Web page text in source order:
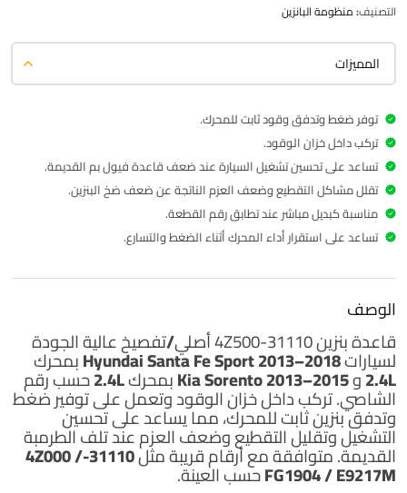
التصنيف:منظومة البانزين
المميزات
توفر ضغط وتدفق وقود ثابت للمحرك.
تركب داخل خزان الوقود.
تساعد على تحسين تشغيل السيارة عند ضعف قاعدة فيول بم القديمة.
تقلل مشاكل التقطيع وضعف العزم الناتجة عن ضعف ضخ البنزين.
مناسبة كبديل مباشر عند تطابق رقم القطعة.
تساعد على استقرار أداء المحرك أثناء الضغط والتسارع.
الوصف
قاعدة بنزين أصلي/تفصيخعالية الجودة
لسيارات Hyundai Santa Fe Sport 2013–2018 بمحرك
2.4LوKia Sorento 2013–2015 بمحرك 2.4L حسب رقم
الشاصي. تركب داخل خزان الوقود وتعمل على توفير ضغط
وتدفق بنزين ثابت للمحرك، مما يساعد على تحسين
التشغيل وتقليل التقطيع وضعف العزم عند تلف الطرمبة
القديمة. متوافقة مع أرقام قريبة مثل 31110-4Z000 /
FG1904 / E9217Mحسب العينة.